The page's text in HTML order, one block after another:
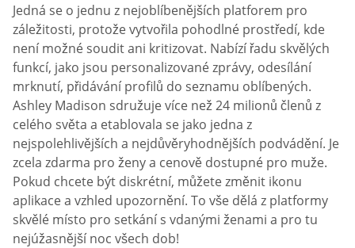
Jedná se o jednu z nejoblíbenějších platforem pro
záležitosti, protože vytvořila pohodlné prostředí, kde
není možné soudit ani kritizovat. Nabízí řadu skvělých
funkcí, jako jsou personalizované zprávy, odesílání
mrknutí, přidávání profilů do seznamu oblíbených.
Ashley Madison sdružuje více než 24 milionů členů z
celého světa a etablovala se jako jedna z
nejspolehlivějších a nejdůvěryhodnějších podvádění. Je
zcela zdarma pro ženy a cenově dostupné pro muže.
Pokud chcete být diskrétní, můžete změnit ikonu
aplikace a vzhled upozornění. To vše dělá z platformy
skvělé místo pro setkání s vdanými ženami a pro tu
nejúžasnější noc všech dob!